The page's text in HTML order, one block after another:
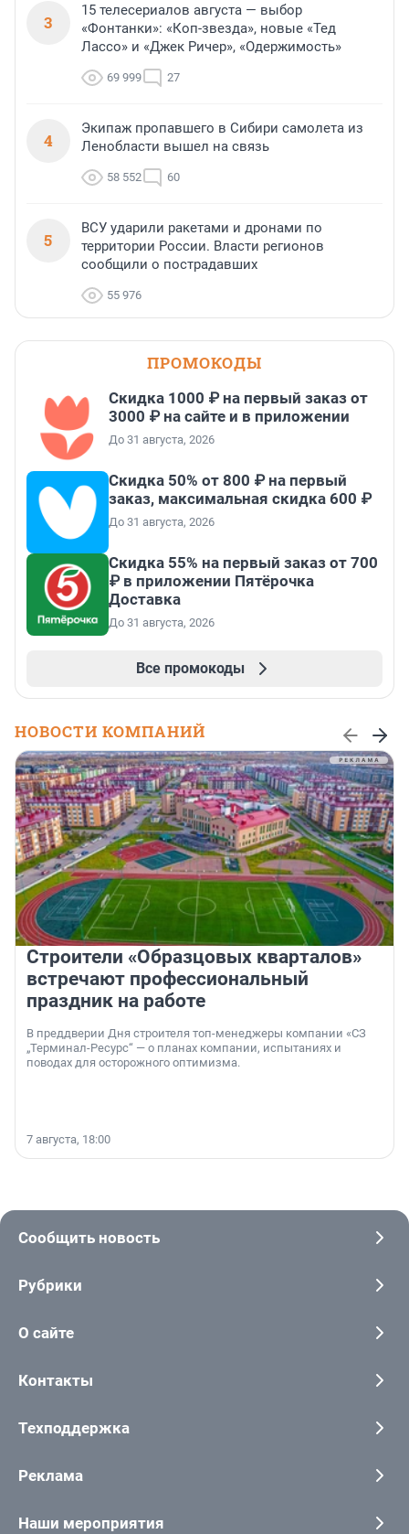
3
15 телесериалов августа — выбор
«Фонтанки»: «Коп-звезда», новые «Тед
Лассо» и «Джек Ричер», «Одержимость»
69 999 27
4
Экипаж пропавшего в Сибири самолета из
Ленобласти вышел на связь
58 552 60
5
ВСУ ударили ракетами и дронами по
территории России. Власти регионов
сообщили о пострадавших
55 976
ПРОМОКОДЫ
Скидка 1000 ₽ на первый заказ от
3000 ₽ на сайте и в приложении
До 31 августа, 2026
Скидка 50% от 800 ₽ на первый
заказ, максимальная скидка 600 ₽
До 31 августа, 2026
Скидка 55% на первый заказ от 700
₽ в приложении Пятёрочка
Доставка
До 31 августа, 2026
Все промокоды
НОВОСТИ КОМПАНИЙ
Строители «Образцовых кварталов»
встречают профессиональный
праздник на работе
В преддверии Дня строителя топ-менеджеры компании «СЗ
„Терминал-Ресурс“ — о планах компании, испытаниях и
поводах для осторожного оптимизма.
7 августа, 18:00
Сообщить новость
Рубрики
О сайте
Контакты
Техподдержка
Реклама
Наши мероприятия